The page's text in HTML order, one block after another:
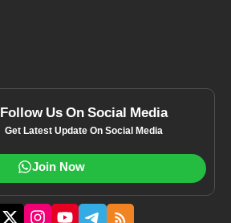
Follow Us On Social Media
Get Latest Update On Social Media
Join Now